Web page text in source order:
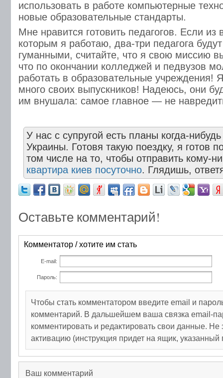
использовать в работе компьютерные
новые образовательные стандарты.
Мне нравится готовить педагогов. Если из
которым я работаю, два-три педагога
гуманными, считайте, что я свою миссию
что по окончании колледжей и педвузов
работать в образовательные учреждения!
много своих выпускников! Надеюсь, они
им внушала: самое главное — не
У нас с супругой есть планы когда-
Украины. Готовя такую поездку, я готов
том числе на то, чтобы отправить кому-
квартира киев посуточно. Глядишь,
Оставьте комментарий!
Комментатор / хотите им стать
E-mail:
Пароль:
Чтобы стать комментатором введите email и
комментарий. В дальшейшем ваша связка email-
комментировать и редактировать свои данные. Не
активацию (инструкция придет на ящик, указанный
Ваш комментарий